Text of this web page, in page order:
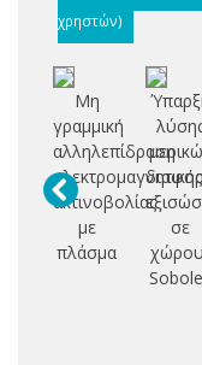
χρηστών)
Μη
γραμμική
αλληλεπίδραση
ηλεκτρομαγνητικής
ακτινοβολίας
με
πλάσμα
σε